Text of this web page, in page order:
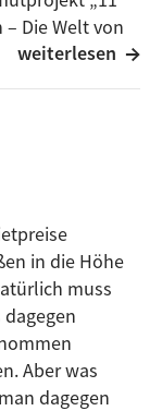
– Die Welt von
abrufbar.
Max-
im Radio
Kullick
oder unter
weiterlesen
in die Höhe
muss
Aber was
dagegen